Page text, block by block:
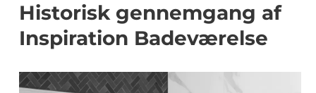
Historisk gennemgang af
Inspiration Badeværelse